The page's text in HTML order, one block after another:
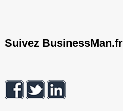
Suivez BusinessMan.fr